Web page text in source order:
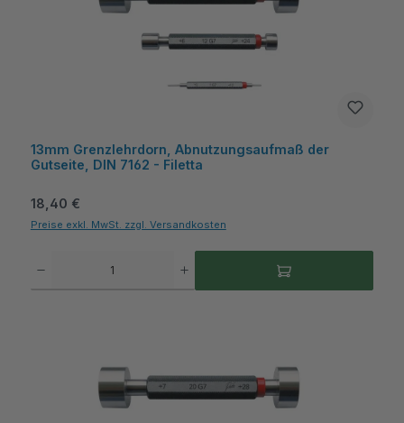
13mm Grenzlehrdorn, Abnutzungsaufmaß der
Gutseite, DIN 7162 - Filetta
Regulärer Preis:
18,40 €
Preise exkl. MwSt. zzgl. Versandkosten